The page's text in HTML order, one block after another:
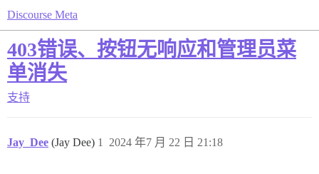
Discourse Meta
403错误、按钮无响应和管理员菜
单消失
支持
Jay_Dee (Jay Dee) 2024 年7 月 22 日 21:18
1